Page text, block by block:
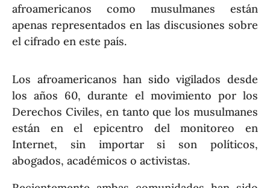
afroamericanos como musulmanes están
apenas representados en las discusiones sobre
el cifrado en este país.
Los afroamericanos han sido vigilados desde
los años 60, durante el movimiento por los
Derechos Civiles, en tanto que los musulmanes
están en el epicentro del monitoreo en
Internet, sin importar si son políticos,
abogados, académicos o activistas.